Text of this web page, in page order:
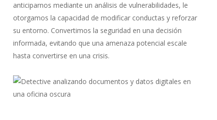
anticiparnos mediante un análisis de vulnerabilidades, le
otorgamos la capacidad de modificar conductas y reforzar
su entorno. Convertimos la seguridad en una decisión
informada, evitando que una amenaza potencial escale
hasta convertirse en una crisis.